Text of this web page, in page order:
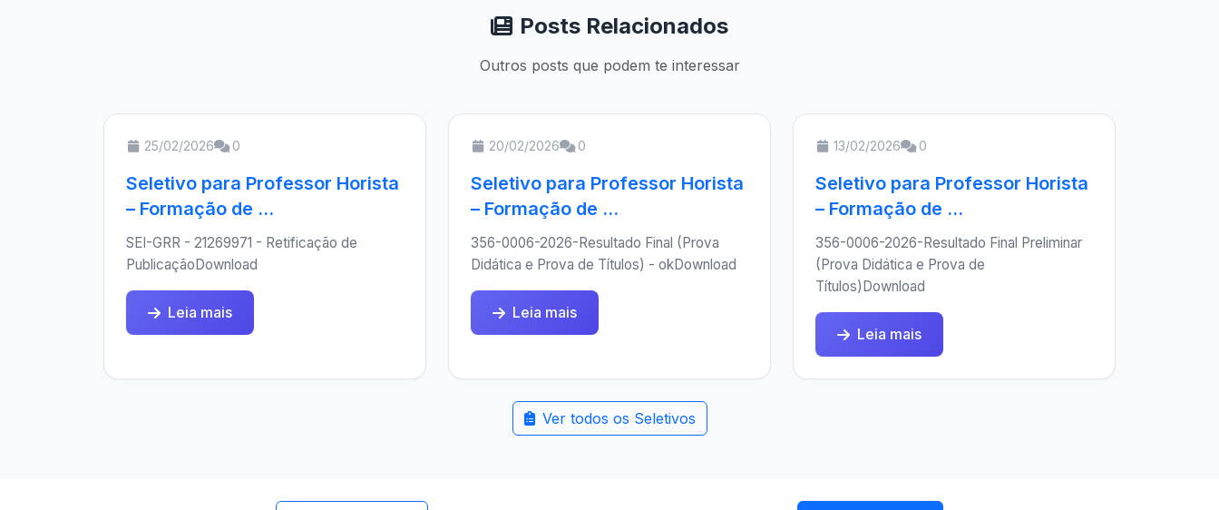
Posts Relacionados
Outros posts que podem te interessar
25/02/2026 0
Seletivo para Professor Horista
– Formação de ...
SEI-GRR - 21269971 - Retificação de
PublicaçãoDownload
Leia mais
20/02/2026 0
Seletivo para Professor Horista
– Formação de ...
356-0006-2026-Resultado Final (Prova
Didática e Prova de Títulos) - okDownload
Leia mais
13/02/2026 0
Seletivo para Professor Horista
– Formação de ...
356-0006-2026-Resultado Final Preliminar
(Prova Didática e Prova de
Títulos)Download
Leia mais
Ver todos os Seletivos